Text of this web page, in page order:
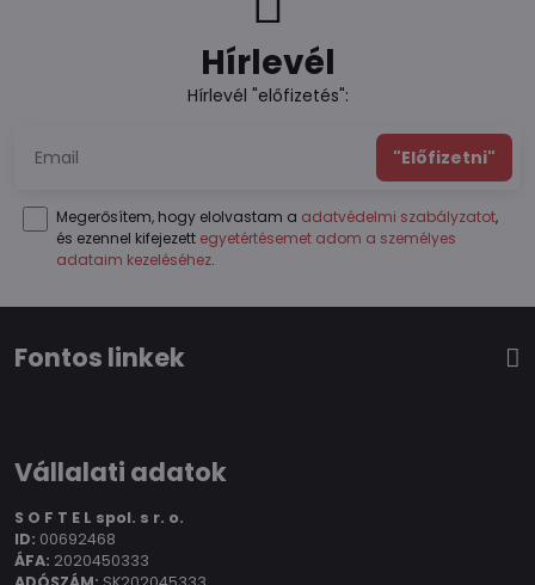
Hírlevél
Hírlevél "előfizetés":
"Előfizetni"
Megerősítem, hogy elolvastam a adatvédelmi szabályzatot,
és ezennel kifejezett egyetértésemet adom a személyes
adataim kezeléséhez.
Fontos linkek
Vállalati adatok
S O F T E L spol. s r. o.
ID: 00692468
ÁFA: 2020450333